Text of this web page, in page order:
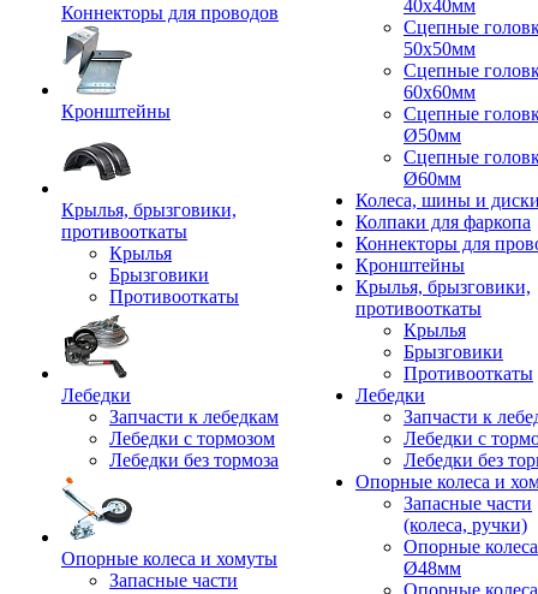
Коннекторы для проводов
Кронштейны
Крылья, брызговики,
противооткаты
Крылья
Брызговики
Противооткаты
Лебедки
Запчасти к лебедкам
Лебедки с тормозом
Лебедки без тормоза
Опорные колеса и хомуты
Запасные части
40x40мм
Сцепные
50x50мм
Сцепные
60x60мм
Сцепные
Ø50мм
Сцепные
Ø60мм
Колеса, шины и
Колпаки для фаркопа
Коннекторы для
Кронштейны
Крылья, брызговики,
противооткаты
Крылья
Брызговики
Противооткаты
Лебедки
Запчасти к
Лебедки с
Лебедки без
Опорные колеса и
Запасные части
(колеса, ручки)
Опорные колеса
Ø48мм
Опорные колеса